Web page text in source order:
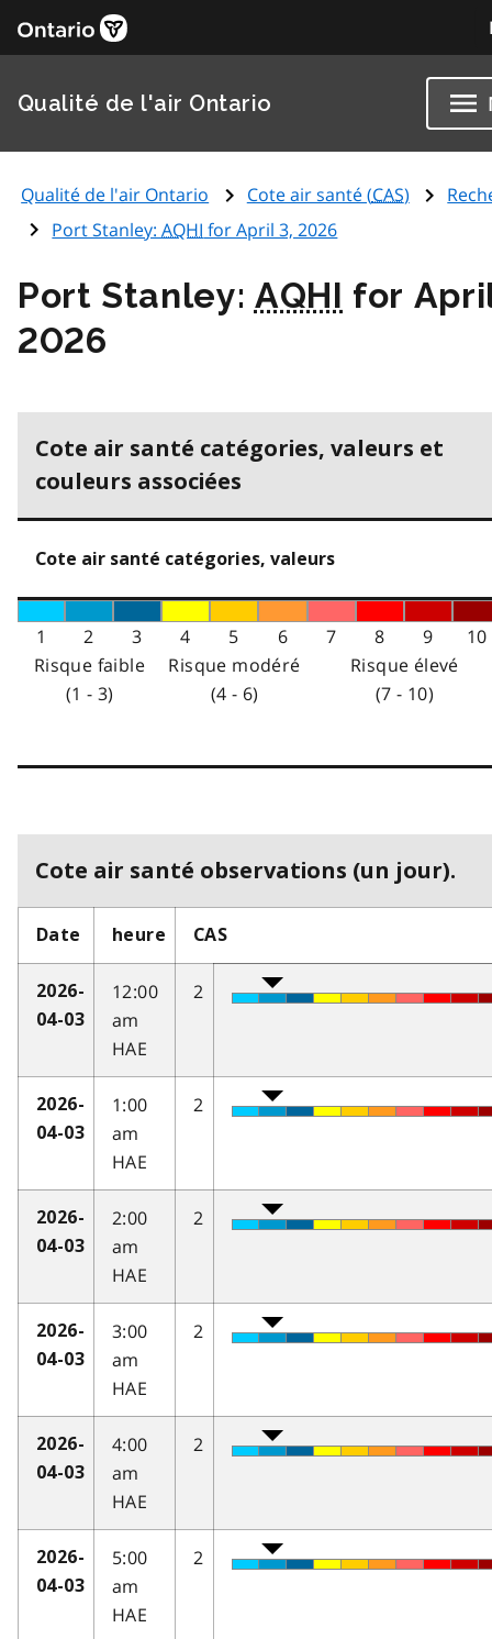
Qualité de l'air Ontario
Qualité de l'air Ontario Cote air santé (CAS)
Port Stanley:AQHI for April 3, 2026
Port Stanley: AQHI for
2026
Cote air santé catégories, valeurs et
couleurs associées
Cote air santé catégories, valeurs
1 2 3 4 5 6 7 8 9
10
Risque faible
(1 - 3)
Risque modéré
(4 - 6)
Risque élevé
(7 - 10)
Cote air santé observations (un jour).
Date heure CAS
2026-
04-03
12:00
am
HAE
2
2026-
04-03
1:00
am
HAE
2
2026-
04-03
2:00
am
HAE
2
2026-
04-03
3:00
am
HAE
2
2026-
04-03
4:00
am
HAE
2
2026-
04-03
5:00
am
HAE
2